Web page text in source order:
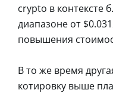
crypto в контексте
диапазоне от
повышения
В то же время
котировку выше